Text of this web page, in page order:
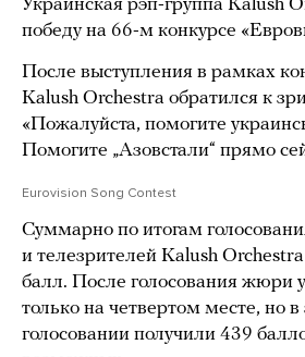
Украинская рэп-группа Kalush
победу на 66-м конкурсе
После выступления в рамках
Kalush Orchestra обратился к
«Пожалуйста, помогите
Помогите „Азовстали“ прямо
Eurovision Song Contest
Суммарно по итогам
и телезрителей Kalush
балл. После голосования жюри
только на четвертом месте, но
голосовании получили 439